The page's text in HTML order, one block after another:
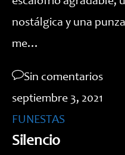
nostálgica y una
me…
Sin comentarios
septiembre 3, 2021
FUNESTAS
Silencio